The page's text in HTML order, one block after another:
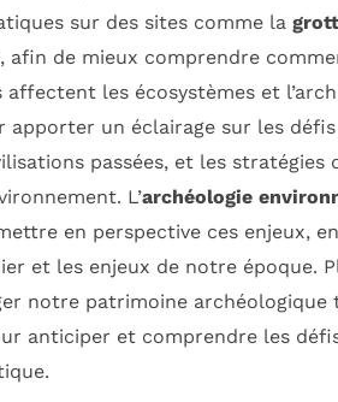
sur des sites comme la
, afin de mieux comprendre
les écosystèmes et
apporter un éclairage sur les
passées, et les stratégies
L’archéologie
en perspective ces enjeux,
et les enjeux de notre époque.
notre patrimoine
anticiper et comprendre les